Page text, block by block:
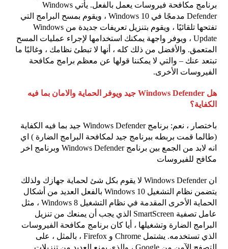
برنامج مكافحة فيروسات يعمل بالفعل. يأتي Windows
Defender مدمجًا في Windows 10 ، ويقوم بمسح البرامج التي
تفتحها تلقائيًا ، ويقوم بتنزيل تعريفات جديدة من Windows
Update ، ويوفر واجهة يمكنك استخدامها لإجراء عمليات المسح
المتعمق. والأفضل من ذلك كله ، أنها لا تبطئ نظامك ، وغالبًا ما
تبتعد عنك – والتي لا يمكننا قولها عن معظم برامج مكافحة
الفيروسات الأخرى.
هل Windows Defender جيد ويوفر الحماية والامان بما فيه
الكفاية؟
باختصار ، نعم: برنامج Windows Defender جيد بما فيه الكفاية
(طالما قمت بربطه ببرنامج جيد لمكافحة البرامج الضارة ) اي
انه لابد من الجمع بين برنامج Windows Defender وبرنامج اخر
مكافح للفيروسات
ان Windows Defender لا يقوم بكل شئ لحماية جهازك ولذلك
يتضمن نظام التشغيل Windows 10 بالفعل العديد من أشكال
الحماية الأخرى المقدمة في نظام التشغيل Windows 8 ، مثل
عامل تصفية SmartScreen الذي يجب أن يمنعك من تنزيل
البرامج الضارة وتشغيلها ، أيا كان برنامج مكافحة الفيروسات
الذي تستخدمه. يشتمل Chrome و Firefox ، بالمثل ، على
التصفح الآمن من Google ، والذي يمنع العديد من تنزيلات